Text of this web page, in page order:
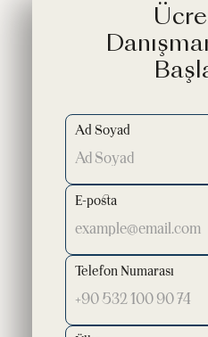
Ad Soyad
E-posta
Telefon Numarası